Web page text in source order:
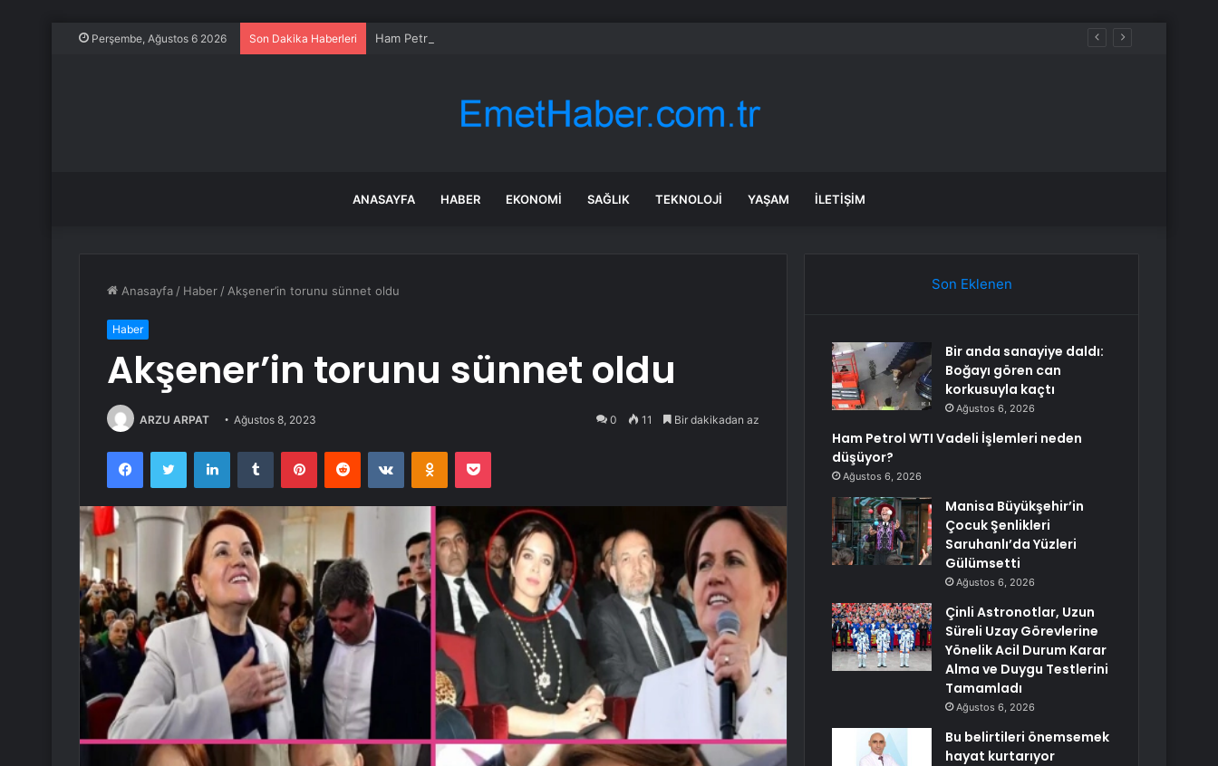
Perşembe, Ağustos 6 2026 Son Dakika Haberleri Ham Petrol WTI Vadeli İşlemleri neden düşüyor?
ANASAYFA HABER EKONOMI SAĞLIK TEKNOLOJI YAŞAM İLETIŞIM
Anasayfa / Haber / Akşener’in torunu sünnet oldu
Haber
Akşener’in torunu sünnet oldu
ARZU ARPAT Ağustos 8, 2023 0 11 Bir dakikadan az
FacebookTwitter LinkedInTumblr PinterestReddit VKontakteOdnoklassniki
Pocket
Son Eklenen
Bir anda sanayiye daldı:
Boğayı gören can
korkusuyla kaçtı
Ağustos 6, 2026
Ham Petrol WTI Vadeli İşlemleri neden
düşüyor?
Ağustos 6, 2026
Manisa Büyükşehir’in
Çocuk Şenlikleri
Saruhanlı’da Yüzleri
Gülümsetti
Ağustos 6, 2026
Çinli Astronotlar, Uzun
Süreli Uzay Görevlerine
Yönelik Acil Durum Karar
Alma ve Duygu Testlerini
Tamamladı
Ağustos 6, 2026
Bu belirtileri önemsemek
hayat kurtarıyor